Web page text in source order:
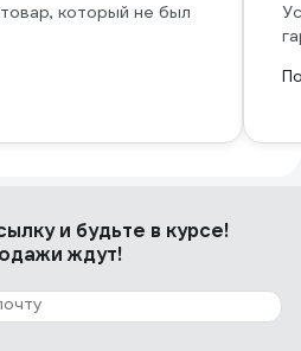
который не был
и будьте в курсе!
ждут!